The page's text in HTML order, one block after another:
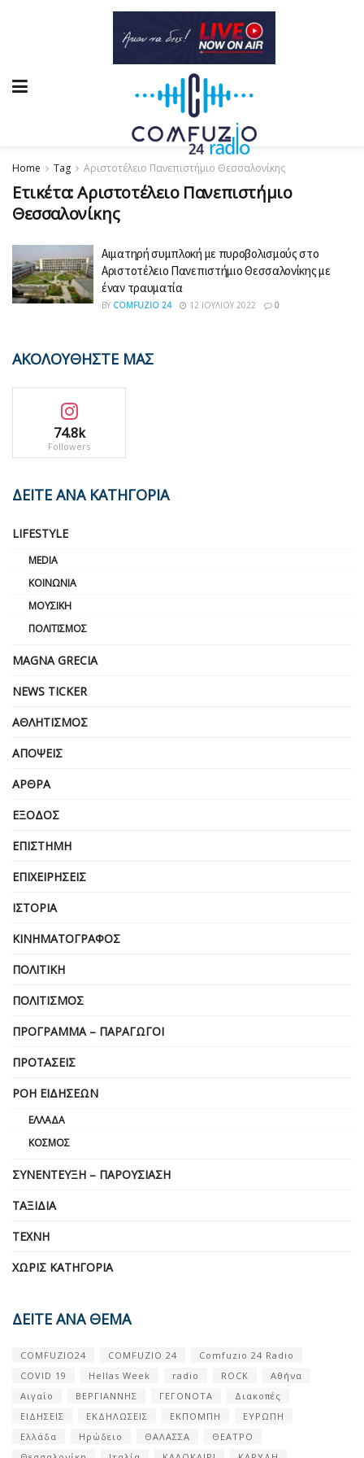
Home Tag Αριστοτέλειο Πανεπιστήμιο Θεσσαλονίκης
Ετικέτα:Αριστοτέλειο Πανεπιστήμιο
Θεσσαλονίκης
Αιματηρή συμπλοκή με πυροβολισμούς στο
Αριστοτέλειο Πανεπιστήμιο Θεσσαλονίκης με
έναν τραυματία
BY COMFUZIO 24 12 ΙΟΥΛΊΟΥ 2022 0
ΑΚΟΛΟΥΘΗΣΤΕ ΜΑΣ
74.8k
Followers
ΔΕΙΤΕ ΑΝΑ ΚΑΤΗΓΟΡΙΑ
LIFESTYLE
MEDIA
ΚΟΙΝΩΝΊΑ
ΜΟΥΣΙΚΉ
ΠΟΛΙΤΙΣΜΌΣ
MAGNA GRECIA
NEWS TICKER
ΑΘΛΗΤΙΣΜΌΣ
ΑΠΌΨΕΙΣ
ΆΡΘΡΑ
ΈΞΟΔΟΣ
ΕΠΙΣΤΉΜΗ
ΕΠΙΧΕΙΡΗΣΕΙΣ
ΙΣΤΟΡΊΑ
ΚΙΝΗΜΑΤΟΓΡΆΦΟΣ
ΠΟΛΙΤΙΚΉ
ΠΟΛΙΤΙΣΜΌΣ
ΠΡΌΓΡΑΜΜΑ – ΠΑΡΑΓΩΓΟΊ
ΠΡΟΤΆΣΕΙΣ
ΡΟΉ ΕΙΔΉΣΕΩΝ
ΕΛΛΆΔΑ
ΚΌΣΜΟΣ
ΣΥΝΈΝΤΕΥΞΗ – ΠΑΡΟΥΣΊΑΣΗ
ΤΑΞΊΔΙΑ
ΤΈΧΝΗ
ΧΩΡΊΣ ΚΑΤΗΓΟΡΊΑ
ΔΕΙΤΕ ΑΝΑ ΘΕΜΑ
COMFUZIO24 COMFUZIO 24
Comfuzio 24 Radio
COVID 19
Hellas Week radio ROCK
Αθήνα
Αιγαίο
ΒΕΡΓΙΑΝΝΗΣ ΓΕΓΟΝΟΤΑ
Διακοπές
ΕΙΔΗΣΕΙΣ
ΕΚΔΗΛΩΣΕΙΣ ΕΚΠΟΜΠΗ
ΕΥΡΩΠΗ
Ελλάδα
Ηρώδειο ΘΑΛΑΣΣΑ
ΘΕΑΤΡΟ